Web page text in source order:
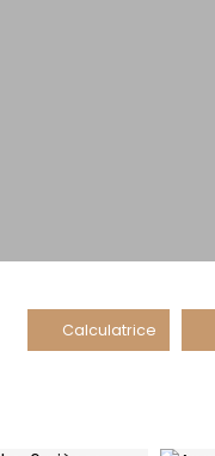
Calculatrice